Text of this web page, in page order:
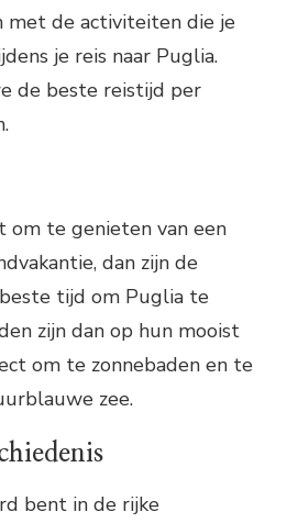
met de activiteiten die je
je reis naar Puglia.
de beste reistijd per
om te genieten van een
dan zijn de
tijd om Puglia te
zijn dan op hun mooist
om te zonnebaden en te
zee.
bent in de rijke